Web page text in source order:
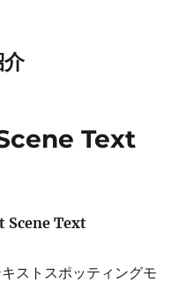
Text
Scene Text
ストスポッティングモ